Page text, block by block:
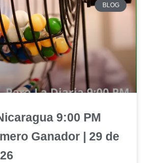
BLOG
9:00 PM
Ganador | 29 de